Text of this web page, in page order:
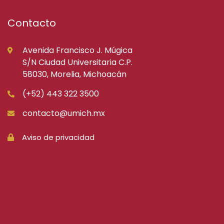
Contacto
Avenida Francisco J. Múgica
S/N Ciudad Universitaria C.P.
58030, Morelia, Michoacán
(+52) 443 322 3500
contacto@umich.mx
Aviso de privacidad